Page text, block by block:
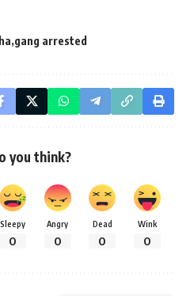
gang arrested
you think?
Sleepy
0
Angry
0
Dead
0
Wink
0